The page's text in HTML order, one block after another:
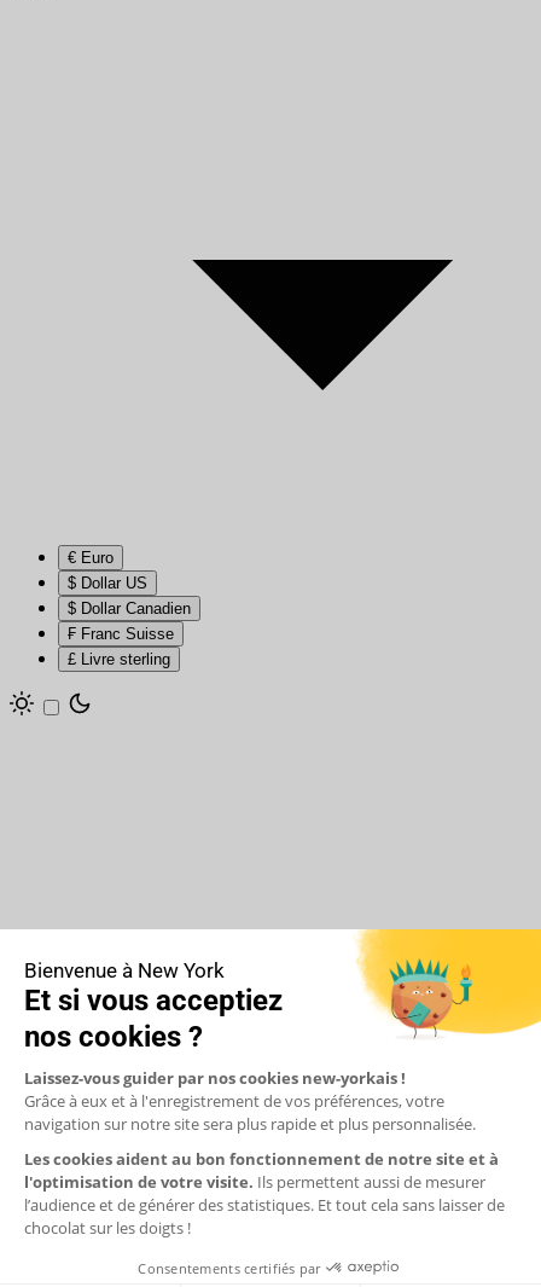
€ Euro
$ Dollar US
$ Dollar Canadien
₣ Franc Suisse
£ Livre sterling